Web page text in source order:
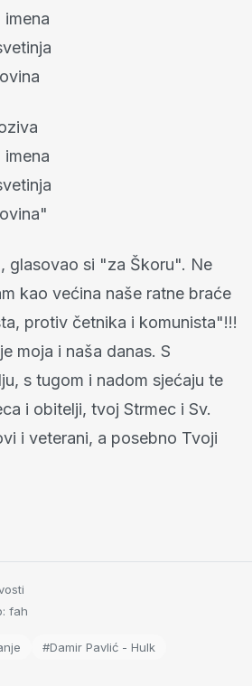
glasovao si "za Škoru". Ne
kao većina naše ratne braće
protiv četnika i komunista"!!!
moja i naša danas. S
s tugom i nadom sjećaju te
i obitelji, tvoj Strmec i Sv.
i veterani, a posebno Tvoji
fah
#Damir Pavlić - Hulk